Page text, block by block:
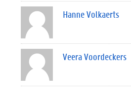
Hanne Volkaerts
Veera Voordeckers